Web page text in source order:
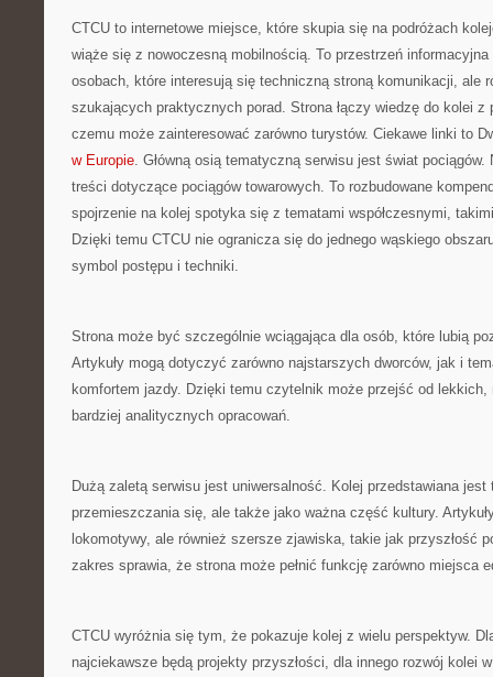
CTCU to internetowe miejsce, które skupia się na podróżach
wiąże się z nowoczesną mobilnością. To przestrzeń
osobach, które interesują się techniczną stroną komunikacji, ale
szukających praktycznych porad. Strona łączy wiedzę do kolei z
czemu może zainteresować zarówno turystów. Ciekawe linki to
w Europie. Główną osią tematyczną serwisu jest świat
treści dotyczące pociągów towarowych. To rozbudowane
spojrzenie na kolej spotyka się z tematami współczesnymi,
Dzięki temu CTCU nie ogranicza się do jednego wąskiego
symbol postępu i techniki.
Strona może być szczególnie wciągająca dla osób, które lubią
Artykuły mogą dotyczyć zarówno najstarszych dworców, jak i
komfortem jazdy. Dzięki temu czytelnik może przejść od
bardziej analitycznych opracowań.
Dużą zaletą serwisu jest uniwersalność. Kolej przedstawiana
przemieszczania się, ale także jako ważna część kultury.
lokomotywy, ale również szersze zjawiska, takie jak przyszłość
zakres sprawia, że strona może pełnić funkcję zarówno miejsca
CTCU wyróżnia się tym, że pokazuje kolej z wielu perspektyw.
najciekawsze będą projekty przyszłości, dla innego rozwój kolei